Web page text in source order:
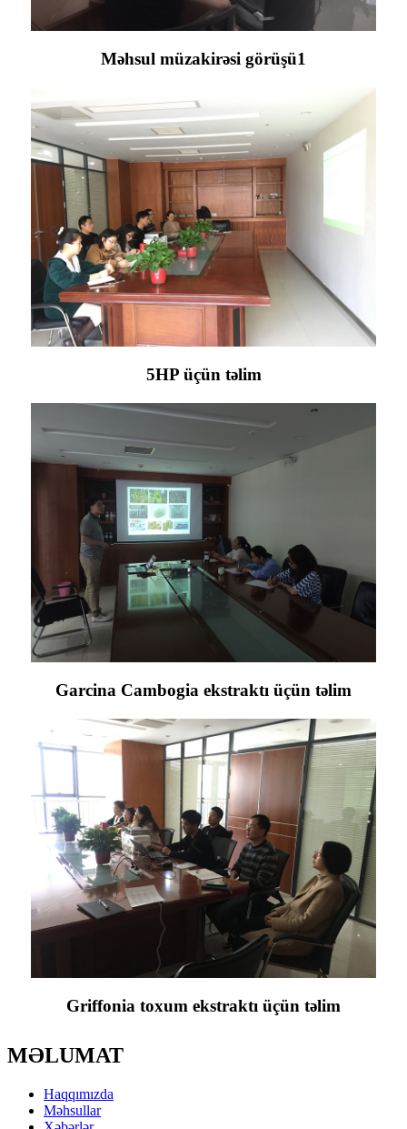
Məhsul müzakirəsi görüşü1
5HP üçün təlim
Garcina Cambogia ekstraktı üçün təlim
Griffonia toxum ekstraktı üçün təlim
MƏLUMAT
Haqqımızda
Məhsullar